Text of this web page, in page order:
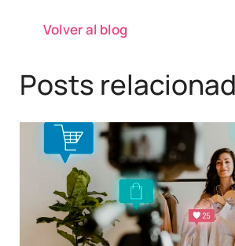
Volver al blog
Posts